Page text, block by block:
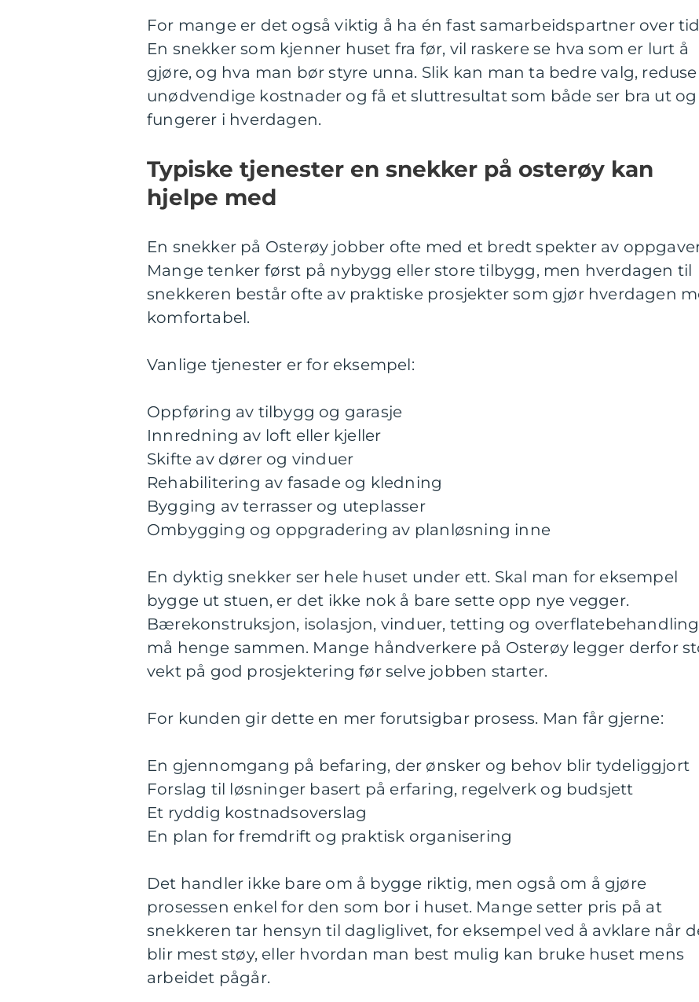
For mange er det også viktig å ha én fast samarbeidspartner over
En snekker som kjenner huset fra før, vil raskere se hva som er lurt å
gjøre, og hva man bør styre unna. Slik kan man ta bedre valg,
unødvendige kostnader og få et sluttresultat som både ser bra ut og
fungerer i hverdagen.
Typiske tjenester en snekker på osterøy kan
hjelpe med
En snekker på Osterøy jobber ofte med et bredt spekter av
Mange tenker først på nybygg eller store tilbygg, men hverdagen til
snekkeren består ofte av praktiske prosjekter som gjør hverdagen
komfortabel.
Vanlige tjenester er for eksempel:
Oppføring av tilbygg og garasje
Innredning av loft eller kjeller
Skifte av dører og vinduer
Rehabilitering av fasade og kledning
Bygging av terrasser og uteplasser
Ombygging og oppgradering av planløsning inne
En dyktig snekker ser hele huset under ett. Skal man for eksempel
bygge ut stuen, er det ikke nok å bare sette opp nye vegger.
Bærekonstruksjon, isolasjon, vinduer, tetting og overflatebehandling
må henge sammen. Mange håndverkere på Osterøy legger derfor
vekt på god prosjektering før selve jobben starter.
For kunden gir dette en mer forutsigbar prosess. Man får gjerne:
En gjennomgang på befaring, der ønsker og behov blir tydeliggjort
Forslag til løsninger basert på erfaring, regelverk og budsjett
Et ryddig kostnadsoverslag
En plan for fremdrift og praktisk organisering
Det handler ikke bare om å bygge riktig, men også om å gjøre
prosessen enkel for den som bor i huset. Mange setter pris på at
snekkeren tar hensyn til dagliglivet, for eksempel ved å avklare når
blir mest støy, eller hvordan man best mulig kan bruke huset mens
arbeidet pågår.